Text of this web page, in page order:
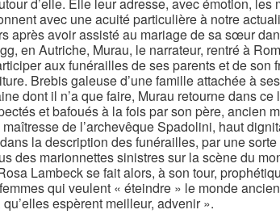
d’elle. Elle leur adresse, avec émotion, les
avec une acuité particulière à notre
après avoir assisté au mariage de sa sœur
en Autriche, Murau, le narrateur, rentré à
aux funérailles de ses parents et de son
Brebis galeuse d’une famille attachée à
dont il n’a que faire, Murau retourne dans
et bafoués à la fois par son père, ancien
de l’archevêque Spadolini, haut
la description des funérailles, par une
des marionnettes sinistres sur la scène du
Lambeck se fait alors, à son tour,
qui veulent « éteindre » le monde
qu’elles espèrent meilleur, advenir ».